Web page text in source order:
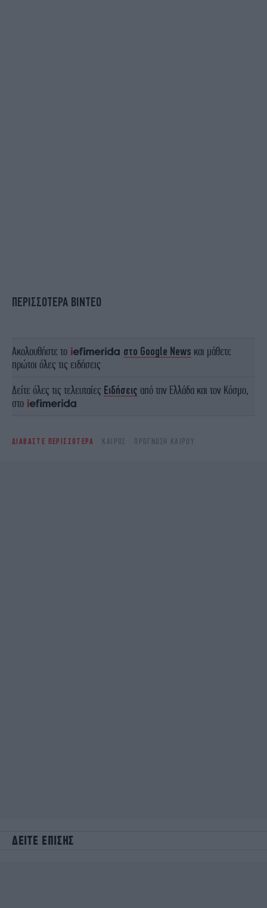
ΠΕΡΙΣΣΟΤΕΡΑ ΒΙΝΤΕΟ
Ακολουθήστε το στο Google News και μάθετε
πρώτοι όλες τις ειδήσεις
Δείτε όλες τις τελευταίες Ειδήσεις από την Ελλάδα και τον Κόσμο,
στο
ΔΙΑΒΑΣΤΕ ΠΕΡΙΣΣΟΤΕΡΑ ΚΑΙΡΌΣ ΠΡΌΓΝΩΣΗ ΚΑΙΡΟΎ
ΔΕΙΤΕ ΕΠΙΣΗΣ